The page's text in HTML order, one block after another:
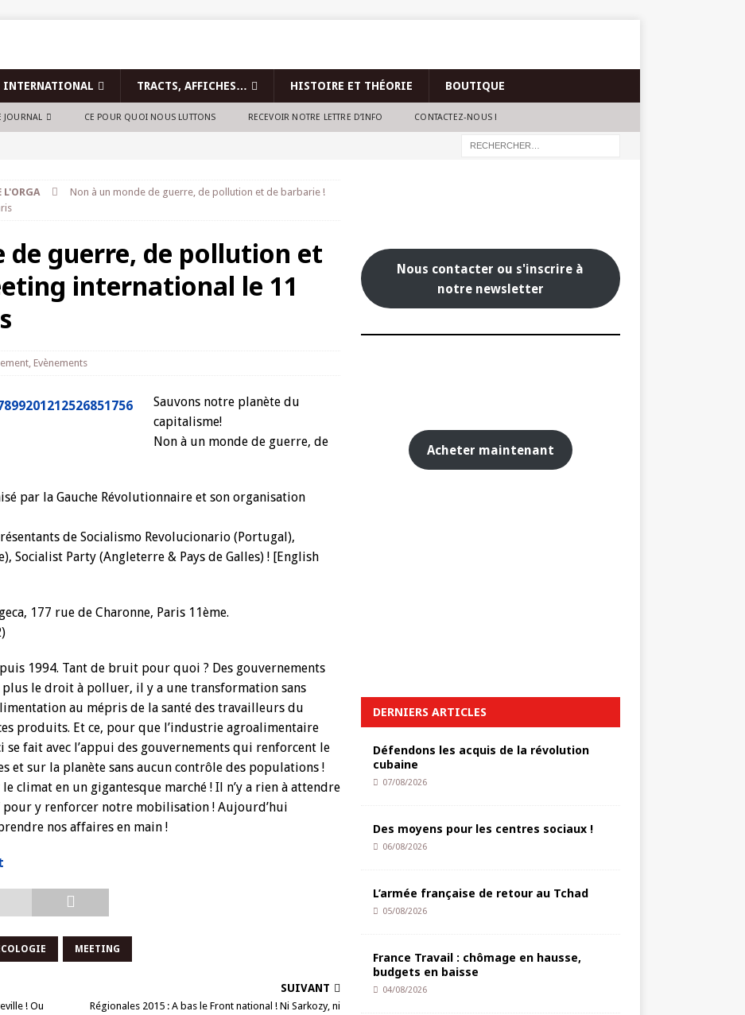
INTERNATIONAL TRACTS, AFFICHES… HISTOIRE ET THÉORIE BOUTIQUE
JOURNAL CE POUR QUOI NOUS LUTTONS RECEVOIR NOTRE LETTRE D’INFO CONTACTEZ-NOUS !
L'ORGA
Non à un monde de guerre, de pollution et de barbarie !
de guerre, de pollution et
international le 11
, Evènements
Sauvons notre planète du
capitalisme!
Non à un monde de guerre, de
par la Gauche Révolutionnaire et son organisation
de Socialismo Revolucionario (Portugal),
Socialist Party (Angleterre & Pays de Galles) ! [English
177 rue de Charonne, Paris 11ème.
1994. Tant de bruit pour quoi ? Des gouvernements
le droit à polluer, il y a une transformation sans
au mépris de la santé des travailleurs du
produits. Et ce, pour que l’industrie agroalimentaire
fait avec l’appui des gouvernements qui renforcent le
et sur la planète sans aucun contrôle des populations !
climat en un gigantesque marché ! Il n’y a rien à attendre
y renforcer notre mobilisation ! Aujourd’hui
nos affaires en main !
MEETING
! Ou
SUIVANT
Régionales 2015 : A bas le Front national ! Ni Sarkozy, ni
Nous contacter ou s'inscrire à
notre newsletter
Acheter maintenant
DERNIERS ARTICLES
Défendons les acquis de la révolution
cubaine
07/08/2026
Des moyens pour les centres sociaux !
06/08/2026
L’armée française de retour au Tchad
05/08/2026
France Travail : chômage en hausse,
budgets en baisse
04/08/2026